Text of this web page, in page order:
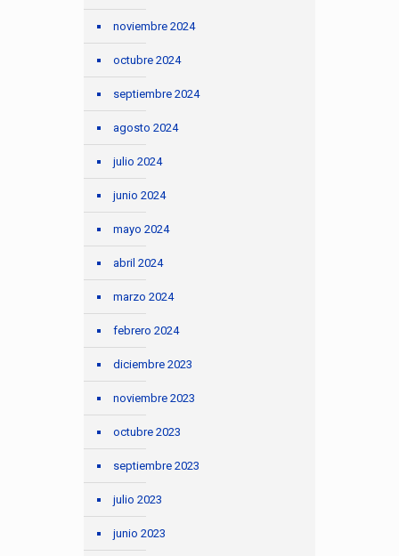
noviembre 2024
octubre 2024
septiembre 2024
agosto 2024
julio 2024
junio 2024
mayo 2024
abril 2024
marzo 2024
febrero 2024
diciembre 2023
noviembre 2023
octubre 2023
septiembre 2023
julio 2023
junio 2023